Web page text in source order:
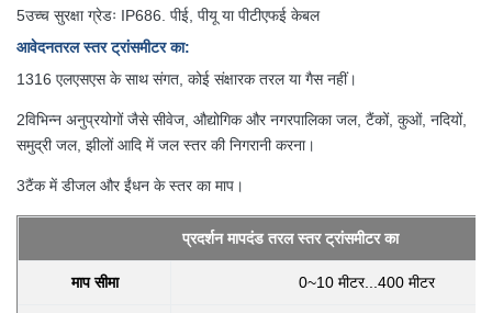
5उच्च सुरक्षा ग्रेडः IP686. पीई, पीयू या पीटीएफई केबल
आवेदनतरल स्तर ट्रांसमीटर का:
1316 एलएसएस के साथ संगत, कोई संक्षारक तरल या गैस नहीं।
2विभिन्न अनुप्रयोगों जैसे सीवेज, औद्योगिक और नगरपालिका जल, टैंकों, कुओं, नदियों,
समुद्री जल, झीलों आदि में जल स्तर की निगरानी करना।
3टैंक में डीजल और ईंधन के स्तर का माप।
प्रदर्शन मापदंड तरल स्तर ट्रांसमीटर का
माप सीमा 0~10 मीटर...400 मीटर